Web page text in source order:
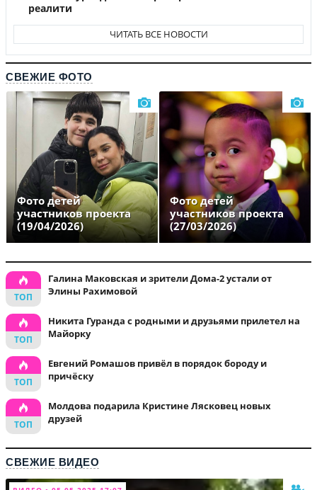
реалити
ЧИТАТЬ ВСЕ НОВОСТИ
СВЕЖИЕ ФОТО
Фото детей
участников проекта
(19/04/2026)
Фото детей
участников проекта
(27/03/2026)
Галина Маковская и зрители Дома-2 устали от
Элины Рахимовой
Никита Гуранда с родными и друзьями прилетел на
Майорку
Евгений Ромашов привёл в порядок бороду и
причёску
Молдова подарила Кристине Лясковец новых
друзей
СВЕЖИЕ ВИДЕО